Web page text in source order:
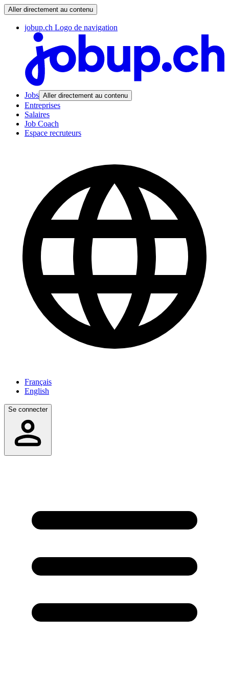
Aller directement au contenu
jobup.ch Logo de navigation
Jobs Aller directement au contenu
Entreprises
Salaires
Job Coach
Espace recruteurs
Français
English
Se connecter